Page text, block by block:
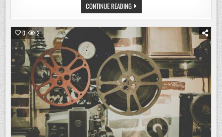
CONTINUE READINGVODAFONE
BAUT
IN
WETZLAR:
EINSCHRÄNKUNGEN,
DANN
BESSERES
MOBILFUNKNETZ
0 2